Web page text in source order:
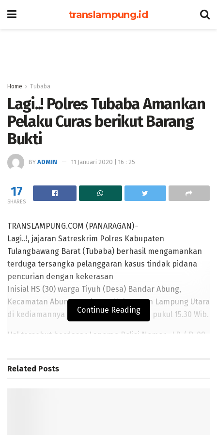
translampung.id
Home Tubaba
Lagi..! Polres Tubaba Amankan
Pelaku Curas berikut Barang
Bukti
BY ADMIN 11 Januari 2020 | 16 : 25
17
SHARES
TRANSLAMPUNG.COM (PANARAGAN)–
Lagi..!, jajaran Satreskrim Polres Kabupaten
Tulangbawang Barat (Tubaba) berhasil mengamankan
terduga tersangka pelanggaran kasus tindak pidana
pencurian dengan kekerasan
Inisial HS (30) warga Tiyuh (Desa) Bandar Abung,
Kecamatan Abung surakarta, Kabupaten Lampung Utara
di kediamannya pada (8/1/2020) sekitar pukul 15.30 Wib.
Hal tersebut berdasar Laporan Polisi Nomor : LP / B-09
Continue Reading
Related Posts